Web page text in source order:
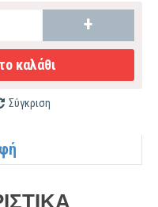
+
καλάθι
Σύγκριση